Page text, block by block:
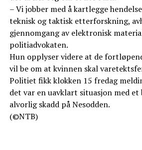
– Vi jobber med å kartlegge
teknisk og taktisk etterforskning,
gjennomgang av elektronisk
politiadvokaten.
Hun opplyser videre at de
vil be om at kvinnen skal
Politiet fikk klokken 15 fredag
det var en uavklart situasjon med et
alvorlig skadd på Nesodden.
(©NTB)